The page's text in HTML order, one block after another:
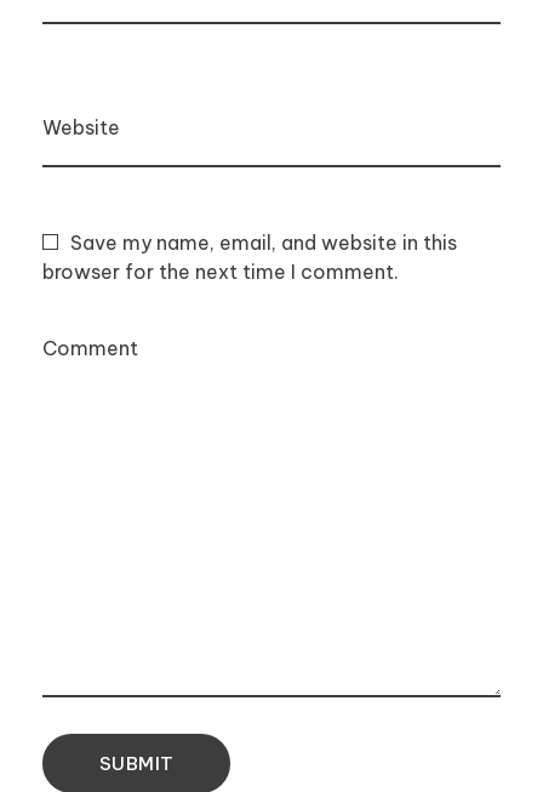
Website
Save my name, email, and website in this
browser for the next time I comment.
Comment